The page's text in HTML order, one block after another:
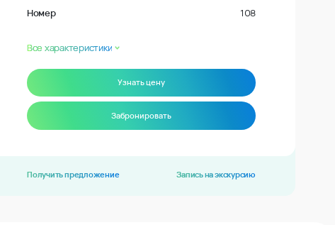
Номер 108
Все характеристики
Узнать цену
Забронировать
Получить предложение Запись на экскурсию